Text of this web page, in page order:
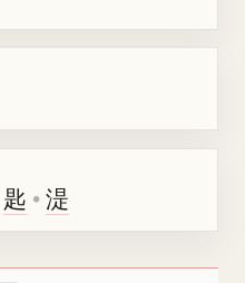
匙 •湜